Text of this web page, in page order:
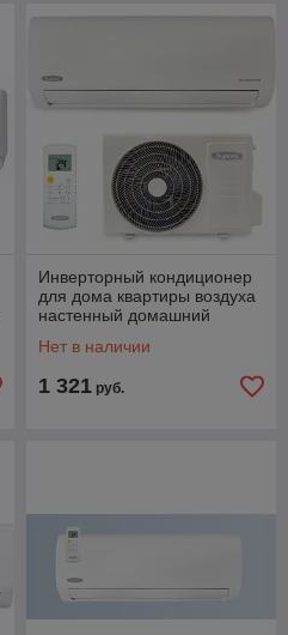
Инверторный кондиционер
для дома квартиры воздуха
настенный домашний
07EIR/B-07EIQ
Нет в наличии
1 321 руб.